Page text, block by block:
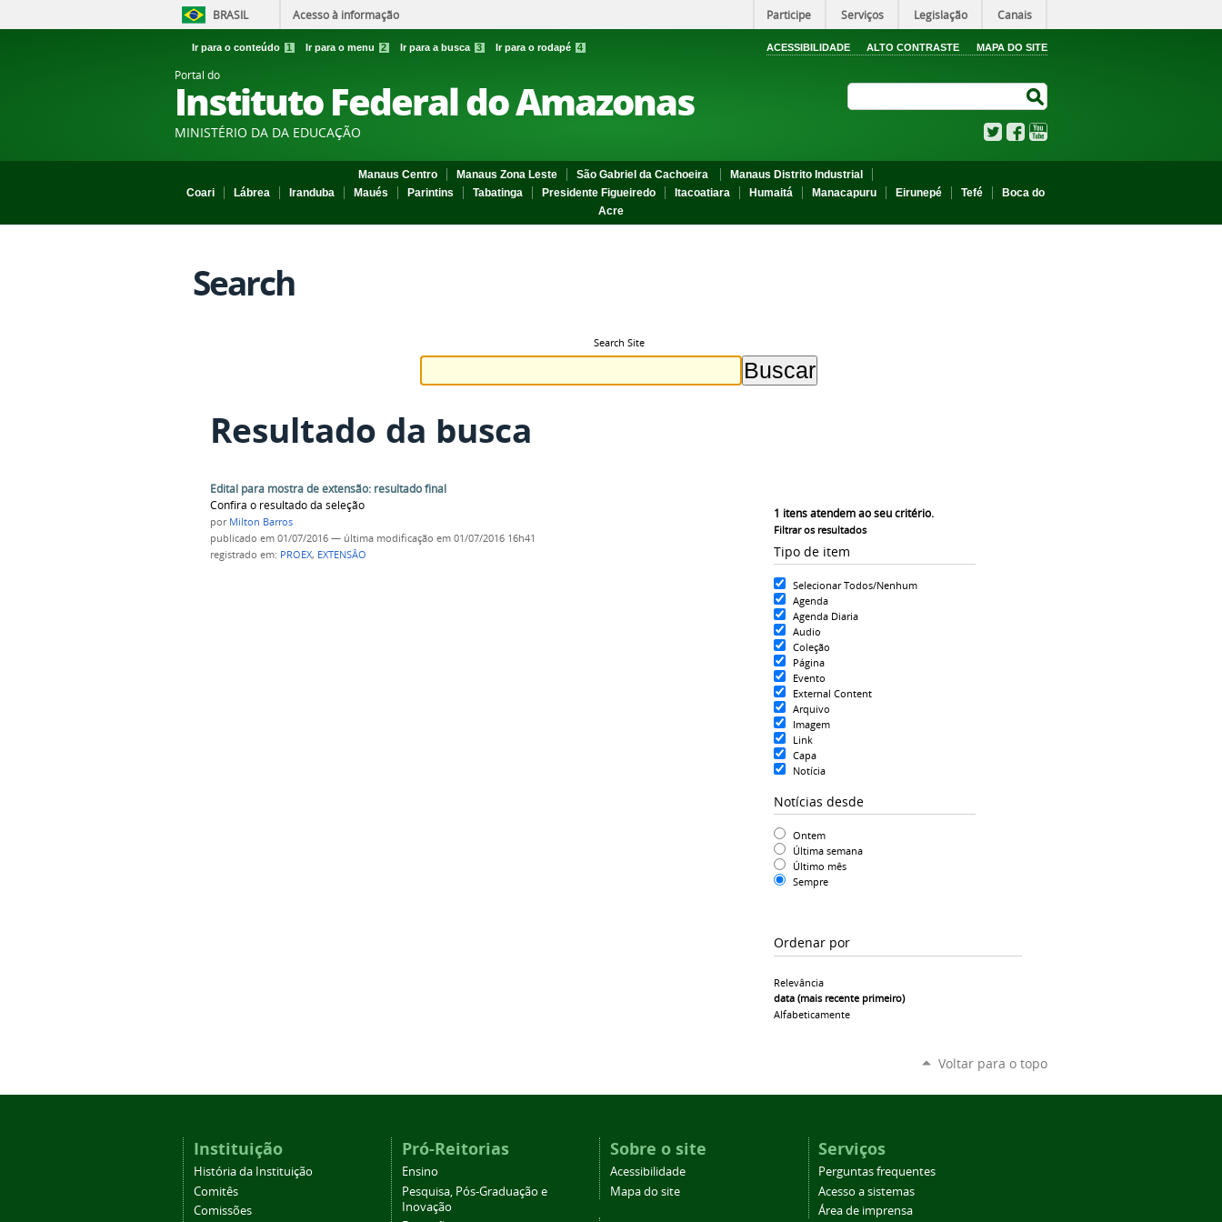
BRASIL Acesso à informação Participe Serviços Legislação Canais
Ir para o conteúdo 1 Ir para o menu 2 Ir para a busca 3 Ir para o rodapé 4 ACESSIBILIDADE ALTO CONTRASTE MAPA DO SITE
Portal do
Instituto Federal do Amazonas
MINISTÉRIO DA DA EDUCAÇÃO TwitterFacebook
Manaus Centro Manaus Zona Leste São Gabriel da Cachoeira
Manaus Distrito Industrial
Coari
Lábrea Iranduba Maués Parintins Tabatinga Presidente Figueiredo Itacoatiara Humaitá Manacapuru Eirunepé Tefé
Boca do
Acre
Search
Search Site
Resultado da busca
1 itens atendem ao seu critério.
Filtrar os resultados
Tipo de item
Selecionar Todos/Nenhum
Agenda
Agenda Diaria
Audio
Coleção
Página
Evento
External Content
Arquivo
Imagem
Link
Capa
Notícia
Notícias desde
Ontem
Última semana
Último mês
Sempre
Ordenar por
Relevância
data (mais recente primeiro)
Alfabeticamente
Edital para mostra de extensão: resultado final
Confira o resultado da seleção
por Milton Barros
publicado em 01/07/2016 — última modificação em 01/07/2016 16h41
registrado em: PROEX, EXTENSÂO
Voltar para o topo
Instituição
História da Instituição
Comitês
Comissões
Pró-Reitorias
Ensino
Pesquisa, Pós-Graduação e
Inovação
Sobre o site
Acessibilidade
Mapa do site
Serviços
Perguntas frequentes
Acesso a sistemas
Área de imprensa